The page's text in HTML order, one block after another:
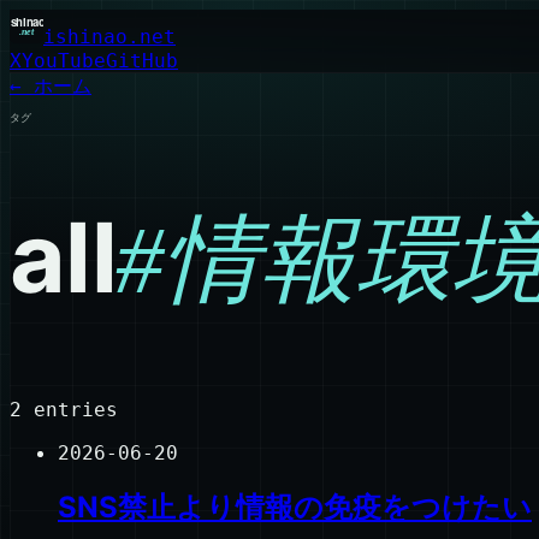
ishinao.net
XYouTubeGitHub
← ホーム
タグ
all#情報環
2 entries
2026-06-20
SNS禁止より情報の免疫をつけたい